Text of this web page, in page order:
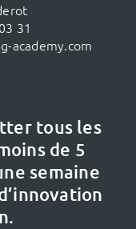
31
academy.com
tous les
de 5
semaine